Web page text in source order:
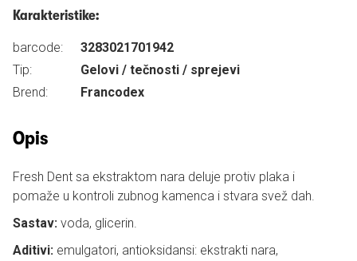
Karakteristike:
barcode:
3283021701942
Tip:
Gelovi / tečnosti / sprejevi
Brend:
Francodex
Opis
Fresh Dent sa ekstraktom nara deluje protiv plaka i
pomaže u kontroli zubnog kamenca i stvara svež dah.
Sastav: voda, glicerin.
Aditivi: emulgatori, antioksidansi: ekstrakti nara,